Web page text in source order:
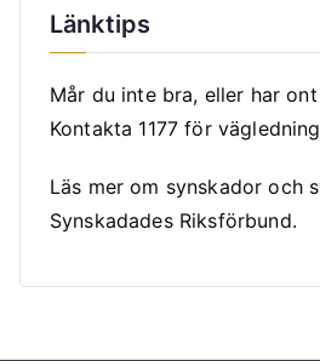
Länktips
Mår du inte bra, eller har
Kontakta 1177 för
Läs mer om synskador och
Synskadades Riksförbund.